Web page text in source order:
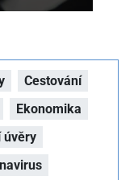
Cestování
Ekonomika
úvěry